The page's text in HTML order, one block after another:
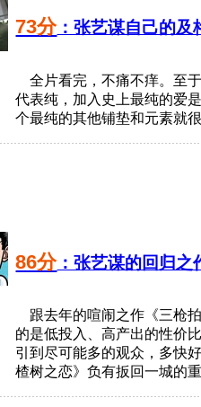
73分：张艺谋自己的及
全片看完，不痛不痒。至
代表纯，加入史上最纯的爱
个最纯的其他铺垫和元素就
86分：张艺谋的回归之
跟去年的喧闹之作《三枪
的是低投入、高产出的性价
引到尽可能多的观众，多快
楂树之恋》负有扳回一城的